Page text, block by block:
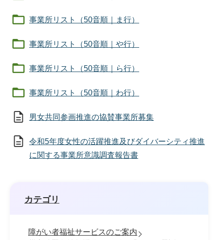
事業所リスト（50音順｜ま行）
事業所リスト（50音順｜や行）
事業所リスト（50音順｜ら行）
事業所リスト（50音順｜わ行）
男女共同参画推進の協賛事業所募集
令和5年度女性の活躍推進及びダイバーシティ推進
に関する事業所意識調査報告書
カテゴリ
障がい者福祉サービスのご案内